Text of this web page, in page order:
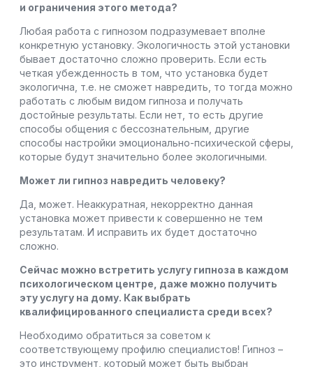
и ограничения этого метода?
Любая работа с гипнозом подразумевает вполне
конкретную установку. Экологичность этой установки
бывает достаточно сложно проверить. Если есть
четкая убежденность в том, что установка будет
экологична, т.е. не сможет навредить, то тогда можно
работать с любым видом гипноза и получать
достойные результаты. Если нет, то есть другие
способы общения с бессознательным, другие
способы настройки эмоционально-психической сферы,
которые будут значительно более экологичными.
Может ли гипноз навредить человеку?
Да, может. Неаккуратная, некорректно данная
установка может привести к совершенно не тем
результатам. И исправить их будет достаточно
сложно.
Сейчас можно встретить услугу гипноза в каждом
психологическом центре, даже можно получить
эту услугу на дому. Как выбрать
квалифицированного специалиста среди всех?
Необходимо обратиться за советом к
соответствующему профилю специалистов! Гипноз –
это инструмент, который может быть выбран